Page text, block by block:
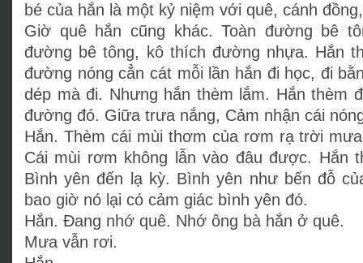
bé của hắn là một kỷ niệm với quê, cánh
Giờ quê hắn cũng khác. Toàn đường bê
đường bê tông, kô thích đường nhựa. Hắn
đường nóng cẳn cát mỗi lần hắn đi học, đi
dép mà đi. Nhưng hắn thèm lắm. Hắn thèm
đường đó. Giữa trưa nắng, Cảm nhận cái
Hắn. Thèm cái mùi thơm của rơm rạ trời
Cái mùi rơm không lẫn vào đâu được. Hắn
Bình yên đến lạ kỳ. Bình yên như bến đỗ
bao giờ nó lại có cảm giác bình yên đó.
Hắn. Đang nhớ quê. Nhớ ông bà hắn ở quê.
Mưa vẫn rơi.